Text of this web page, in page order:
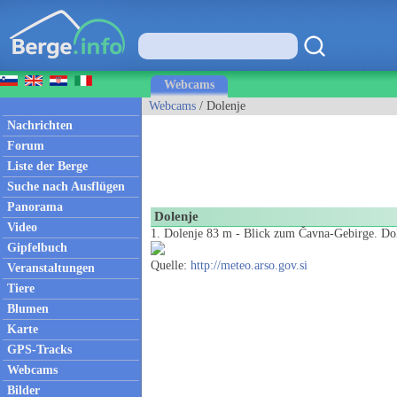
Webcams
Nachrichten
Forum
Liste der Berge
Suche nach Ausflügen
Panorama
Video
Gipfelbuch
Veranstaltungen
Tiere
Blumen
Karte
GPS-Tracks
Webcams
Bilder
Webcams / Dolenje
Dolenje
1. Dolenje 83 m - Blick zum Čavna-Gebirge.
Quelle: http://meteo.arso.gov.si